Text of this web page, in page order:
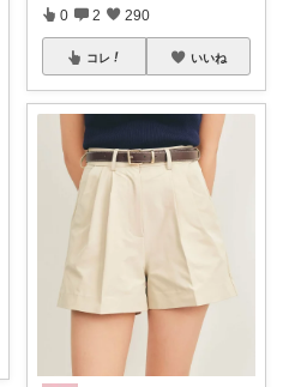
0 2 290
コレ いいね